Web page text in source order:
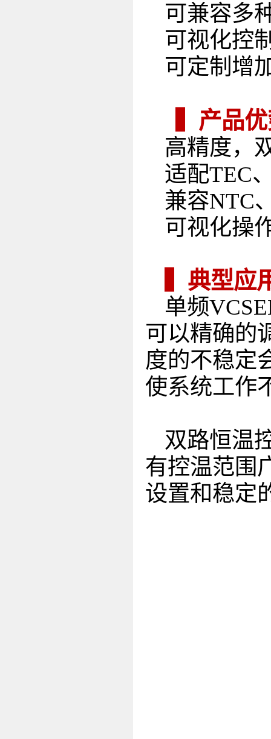
可兼容多
可视化控
可定制增
▍产品优
高精度，
适配TEC
兼容NTC
可视化操
▍典型应
单频
可以精确的
度的不稳定
使系统工作
双路恒温
有控温范围
设置和稳定